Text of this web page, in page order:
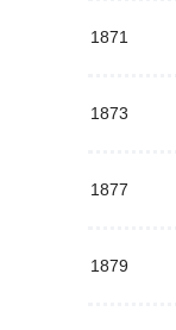
1871
1873
1877
1879